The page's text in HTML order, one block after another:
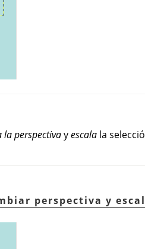
la perspectivayescala la
perspectiva y